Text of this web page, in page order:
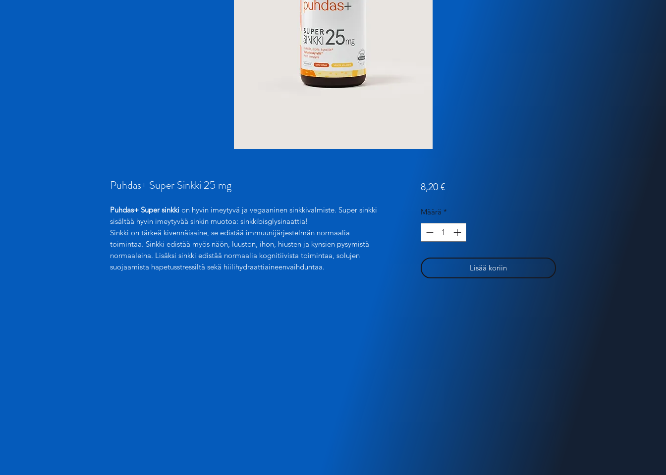
Puhdas+ Super Sinkki 25 mg
Puhdas+ Super sinkki on hyvin imeytyvä ja vegaaninen sinkkivalmiste. Super sinkki
sisältää hyvin imeytyvää sinkin muotoa: sinkkibisglysinaattia!
Sinkki on tärkeä kivennäisaine, se edistää immuunijärjestelmän normaalia
toimintaa. Sinkki edistää myös näön, luuston, ihon, hiusten ja kynsien pysymistä
normaaleina. Lisäksi sinkki edistää normaalia kognitiivista toimintaa, solujen
suojaamista hapetusstressiltä sekä hiilihydraattiaineenvaihduntaa.
8,20 €Hinta
Määrä *
Lisää koriin